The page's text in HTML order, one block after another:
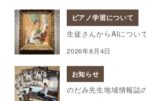
ピアノ学習について
生徒さんからAIについ
2026年8月4日
お知らせ
のだみ先生地域情報誌